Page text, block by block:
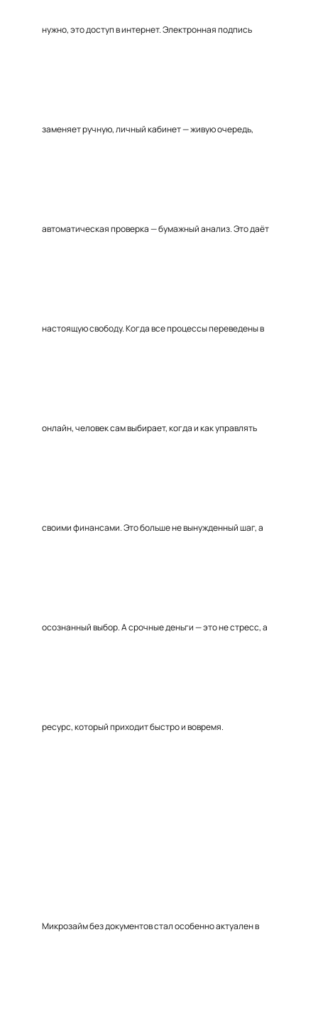
нужно, это доступ в интернет. Электронная подпись
заменяет ручную, личный кабинет — живую очередь,
автоматическая проверка — бумажный анализ. Это даёт
настоящую свободу. Когда все процессы переведены в
онлайн, человек сам выбирает, когда и как управлять
своими финансами. Это больше не вынужденный шаг, а
осознанный выбор. А срочные деньги — это не стресс, а
ресурс, который приходит быстро и вовремя.
Микрозайм без документов стал особенно актуален в